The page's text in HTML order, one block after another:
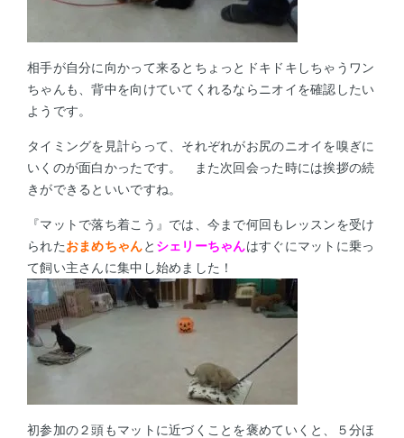
相手が自分に向かって来るとちょっとドキドキしちゃうワン
ちゃんも、背中を向けていてくれるならニオイを確認したい
ようです。
タイミングを見計らって、それぞれがお尻のニオイを嗅ぎに
いくのが面白かったです。
また次回会った時には挨拶の続
きができるといいですね。
『マットで落ち着こう』では、今まで何回もレッスンを受け
られたおまめちゃんと シェリーちゃんはすぐにマットに乗っ
て飼い主さんに集中し始めました！
初参加の２頭もマットに近づくことを褒めていくと、５分ほ